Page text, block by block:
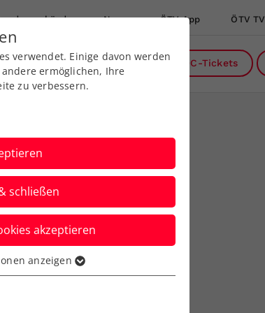
News ÖTV App ÖTV TV
Über uns DC-Tickets
verwendet. Einige davon werden
ermöglichen, Ihre
zu verbessern.
schließen
akzeptieren
Funktionen der
dass die Webseite
anzeigen